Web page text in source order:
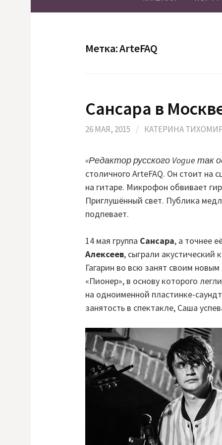
Метка:ArteFAQ
Сансара в
26 МАЯ, 2015 / КАТЕРИНА
«Редактор русского Vogue так
столичного ArteFAQ. Он стоит на
на гитаре. Микрофон обвивает
Приглушённый свет. Публика
подпевает.
14 мая группа Сансара, а точнее
Алексеев, сыграли
Гагарин во всю занят своим
«Пионер», в основу которого
на одноименной пластинке-
занятость в спектакле, Саша